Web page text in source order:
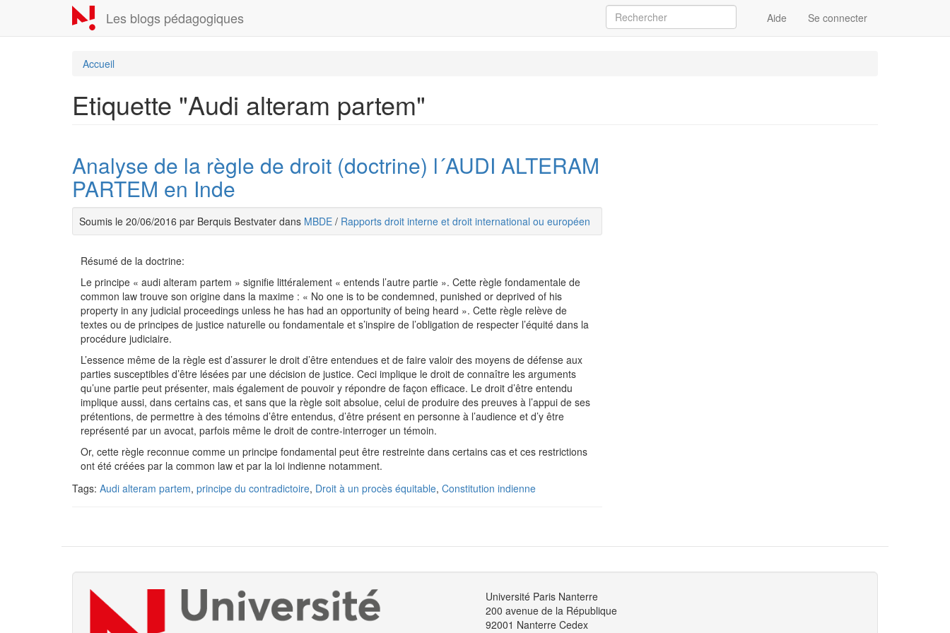
contenu
Les blogs pédagogiques Aide Se connecter
Accueil
Etiquette "Audi alteram partem"
Analyse de la règle de droit (doctrine) l´AUDI ALTERAM
PARTEM en Inde
Soumis le 20/06/2016 par Berquis Bestvater dans MBDE / Rapports droit interne et droit international ou européen
Résumé de la doctrine:
Le principe « audi alteram partem » signifie littéralement « entends l’autre partie ». Cette règle fondamentale de
common law trouve son origine dans la maxime : « No one is to be condemned, punished or deprived of his
property in any judicial proceedings unless he has had an opportunity of being heard ». Cette règle relève de
textes ou de principes de justice naturelle ou fondamentale et s’inspire de l’obligation de respecter l’équité dans la
procédure judiciaire.
L’essence même de la règle est d’assurer le droit d’être entendues et de faire valoir des moyens de défense aux
parties susceptibles d’être lésées par une décision de justice. Ceci implique le droit de connaître les arguments
qu’une partie peut présenter, mais également de pouvoir y répondre de façon efficace. Le droit d’être entendu
implique aussi, dans certains cas, et sans que la règle soit absolue, celui de produire des preuves à l’appui de ses
prétentions, de permettre à des témoins d’être entendus, d’être présent en personne à l’audience et d’y être
représenté par un avocat, parfois même le droit de contre-interroger un témoin.
Or, cette règle reconnue comme un principe fondamental peut être restreinte dans certains cas et ces restrictions
ont été créées par la common law et par la loi indienne notamment.
Tags: Audi alteram partem, principe du contradictoire, Droit à un procès équitable, Constitution indienne
Université Paris Nanterre
200 avenue de la République
92001 Nanterre Cedex